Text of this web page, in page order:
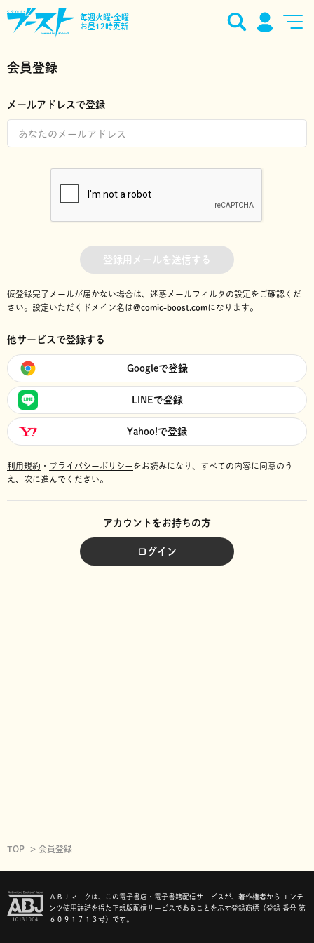
毎週火曜•金曜
お昼12時更新
会員登録
メールアドレスで登録
登録用メールを送信する
仮登録完了メールが届かない場合は、迷惑メールフィルタの設定をご確認くだ
さい。 設定いただくドメイン名は@comic-boost.comになります。
他サービスで登録する
Googleで登録
LINEで登録
Yahoo!で登録
利用規約 ・ プライバシーポリシーをお読みになり、 すべての内容に同意のう
え、次に進んでください。
アカウントをお持ちの方
ログイン
TOP 会員登録
ＡＢＪマークは、この電子書店・電子書籍配信サービスが、著作権者からコ ンテ
ンツ使用許諾を得た正規版配信サービスであることを示す登録商標（登録 番号 第
６０９１７１３号）です。